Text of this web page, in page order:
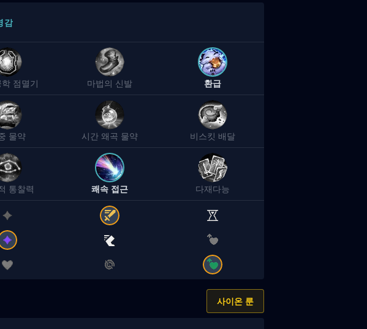
감
점멸기 마법의 신발 환급
물약 시간 왜곡 물약 비스킷 배달
통찰력 쾌속 접근 다재다능
사이온 룬